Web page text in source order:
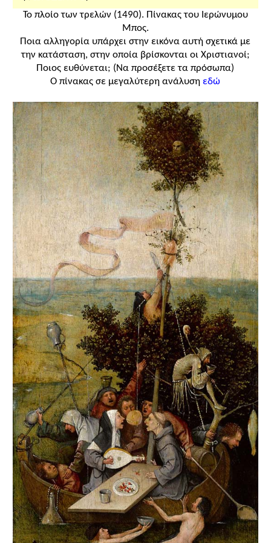
- Χάρτης της Ευρώπης για τον εντοπισμό της
κατανομής Ρωμαιοκαθολικών και Προτεσταντών
Προτεινόμενη δραστηριότητα:
- Ερώτηση 1 του σχολικού βιβλίου.
Διδακτικοί στόχοι
1 . Να προσδιορίσουν οι μαθητές τα αίτια της
Θρησκευτικής Μεταρρύθμισης και τη συμβολή του
ανθρωπιστικού κινήματος στην εκδήλωσή της.
2 . Να πληροφορηθούν για περιεχόμενό της, τους
κυριότερους εκπροσώπους της και τη διάδοσή της.
3 . Να γνωρίσουν την αντίδραση της Καθολικής
Εκκλησίας στο κίνημα της Μεταρρύθμισης.
4 . Να εκτιμήσουν τις άμεσες και τις
μακροπρόθεσμες συνέπειές της για την ευρωπαϊκή
ιστορία.
Επισημάνσεις για την πορεία διδασκαλίας
Η ενότητα αυτή είναι σημαντική για τη
διαμόρφωση του θρησκευτικού χάρτη της Ευρώπης
και για τις εξελίξεις που θα επακολουθήσουν.
• Ως αφόρμηση θα χρησιμοποιηθούν το
παράθεμαΗ ηθική παρακμή του κλήρουτου
Έρασμου και ο πίνακαςΤο πλοίο των τρελών. Με το
παράθεμα οι μαθητές εισάγονται στην ηθική κρίση
στην οποία βρίσκεται η Καθολική Εκκλησία, ενώ με
τον πίνακα κατανοούν την κατάσταση σύγχυσης
στην οποία βρίσκονται οι χριστιανοί.
• Με τηναφόρμησηο διδάσκων έχει ήδη αρχίσει
τη συζήτηση του πρώτου διδακτικού στόχου. Για τη
σφαιρική επεξεργασία του ζητήματος της κρίσης
στην Καθολική Εκκλησία και την εγκατάλειψη των
χριστιανών στην τύχη τους θα αξιοποιηθεί και το
πρώτο πρόσθετο παράθεμα(Το πνευματικό και
Το πλοίο των τρελών (1490). Πίνακας του Ιερώνυμου
Μπος.
Ποια αλληγορία υπάρχει στην εικόνα αυτή σχετικά με
την κατάσταση, στην οποία βρίσκονται οι Χριστιανοί;
Ποιος ευθύνεται; (Να προσέξετε τα πρόσωπα)
Ο πίνακας σε μεγαλύτερη ανάλυσηεδώ